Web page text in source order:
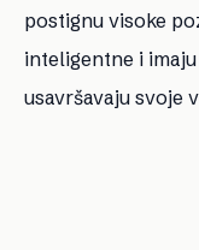
postignu visoke
inteligentne i
usavršavaju svoje